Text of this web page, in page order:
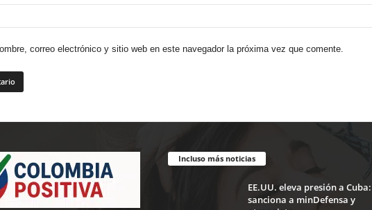
correo electrónico y sitio web en este navegador la próxima vez que comente.
Incluso más noticias
EE.UU. eleva presión a Cuba:
sanciona a minDefensa y